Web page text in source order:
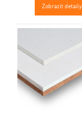
Zobrazit detaily